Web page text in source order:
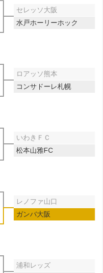
セレッソ大阪
水戸ホーリーホック
ロアッソ熊本
コンサドーレ札幌
いわきＦＣ
松本山雅FC
レノファ山口
ガンバ大阪
浦和レッズ